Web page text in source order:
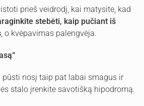
prieš veidrodį, kai matysite, kad
stebėti, kaip pučiant iš
, o kvėpavimas palengvėja.
“
nosį taip pat labai smagus ir
stalo įrenkite savotišką hipodromą.